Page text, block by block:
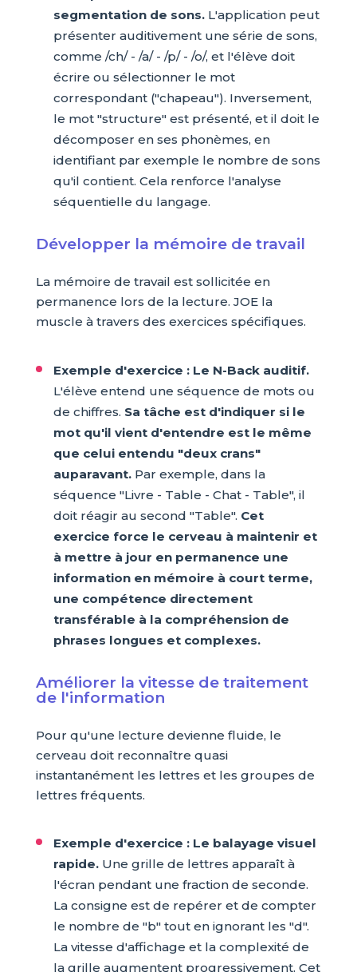
segmentation de sons.L'application peut
présenter auditivement une série de sons,
comme /ch/ - /a/ - /p/ - /o/, et l'élève doit
écrire ou sélectionner le mot
correspondant ("chapeau"). Inversement,
le mot "structure" est présenté, et il doit le
décomposer en ses phonèmes, en
identifiant par exemple le nombre de sons
qu'il contient. Cela renforce l'analyse
séquentielle du langage.
Développer la mémoire de travail
La mémoire de travail est sollicitée en
permanence lors de la lecture. JOE la
muscle à travers des exercices spécifiques.
Exemple d'exercice : Le N-Back auditif.
L'élève entend une séquence de mots ou
de chiffres. Sa tâche est d'indiquer si le
mot qu'il vient d'entendre est le même
que celui entendu "deux crans"
auparavant.Par exemple, dans la
séquence "Livre - Table - Chat - Table", il
doit réagir au second "Table". Cet
exercice force le cerveau à maintenir et
à mettre à jour en permanence une
information en mémoire à court terme,
une compétence directement
transférable à la compréhension de
phrases longues et complexes.
Améliorer la vitesse de traitement
de l'information
Pour qu'une lecture devienne fluide, le
cerveau doit reconnaître quasi
instantanément les lettres et les groupes de
lettres fréquents.
Exemple d'exercice : Le balayage visuel
rapide.Une grille de lettres apparaît à
l'écran pendant une fraction de seconde.
La consigne est de repérer et de compter
le nombre de "b" tout en ignorant les "d".
La vitesse d'affichage et la complexité de
la grille augmentent progressivement. Cet